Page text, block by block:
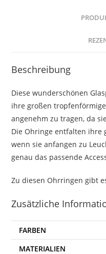
Beschreibung
Diese wunderschönen
ihre großen
angenehm zu tragen, da
Die Ohringe entfalten ihre
wenn sie anfangen zu
genau das passende
Zu diesen Ohrringen gibt
Zusätzliche
FARBEN
MATERIALIEN